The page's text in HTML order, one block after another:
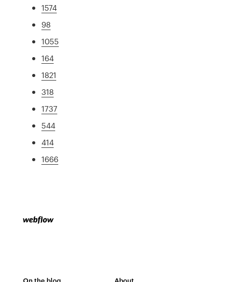
1574
98
1055
164
1821
318
1737
544
414
1666
On the blog About